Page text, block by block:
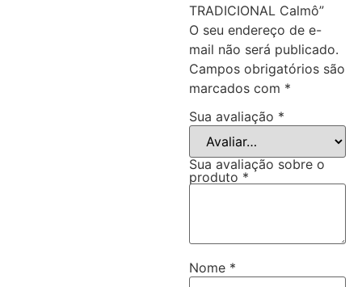
TRADICIONAL Calmô”
O seu endereço de e-
mail não será publicado.
Campos obrigatórios são
marcados com *
Sua avaliação *
Sua avaliação sobre o
produto *
Nome *